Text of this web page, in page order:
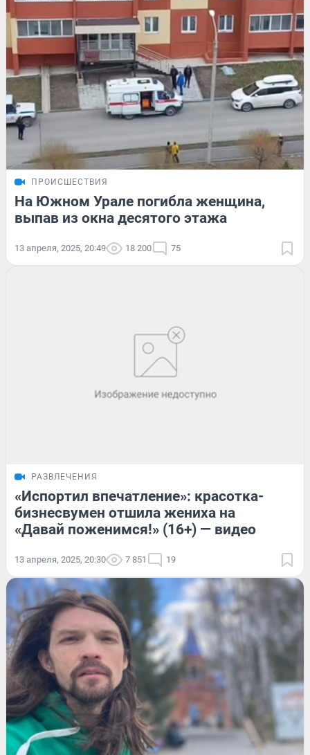
ПРОИСШЕСТВИЯ
На Южном Урале погибла женщина,
выпав из окна десятого этажа
13 апреля, 2025, 20:49 18 200 75
РАЗВЛЕЧЕНИЯ
«Испортил впечатление»: красотка-
бизнесвумен отшила жениха на
«Давай поженимся!» (16+) — видео
13 апреля, 2025, 20:30 7 851 19